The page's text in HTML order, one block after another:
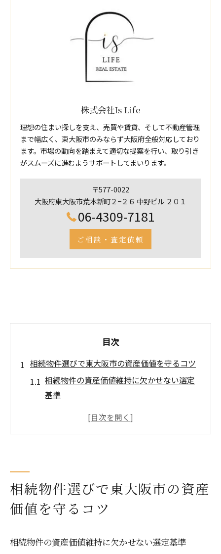
株式会社Is Life
理想の住まい探しを支え、売買や賃貸、そして不動産管理
まで幅広く、東大阪市のみならず大阪府全般対応しており
ます。市場の動向を踏まえて適切な提案を行い、取り引き
がスムーズに進むようサポートしてまいります。
〒577-0022
大阪府東大阪市荒本新町２−２６ 中野ビル ２０１
06-4309-7181
ご相談・査定依頼
目次
相続物件選びで東大阪市の資産価値を守るコツ
相続物件の資産価値維持に欠かせない選定
基準
東大阪市の中古マンション相場と相続物件
ックポイント
中古マンション購入時の相続物件特有の注
中古マンションで始める東大阪市の相続物件活
相続物件選びで東大阪市の資産
価値を守るコツ
相続物件の資産価値維持に欠かせない選定基準